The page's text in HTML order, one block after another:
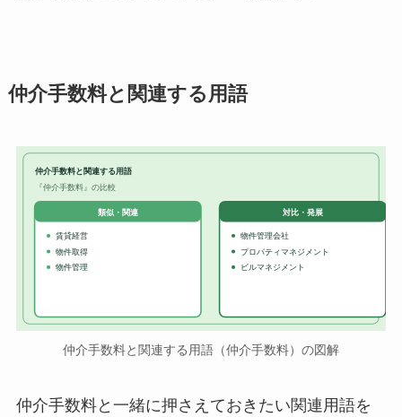
仲介手数料と関連する用語
仲介手数料と関連する用語
『仲介手数料』の比較
類似・関連
賃貸経営
物件取得
物件管理
対比・発展
物件管理会社
プロパティマネジメント
ビルマネジメント
仲介手数料と関連する用語（仲介手数料）の図解
仲介手数料と一緒に押さえておきたい関連用語を